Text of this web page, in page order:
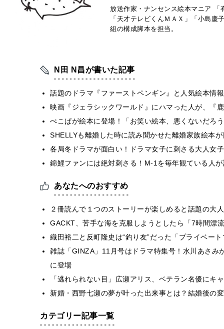
放送作家・ナンセンス絵本マニア 「
「天才テレビくんＭＡＸ」「小島
組の構成脚本を担当。
N田 N昌が書いた記事
話題のドラマ『ファーストペンギン』と人気絵本情
映画『ジェラシックワールド』にハマった人が、『
ぺこぱが絵本に登場！「お笑い絵本、悪くないだろ
SHELLYも離婚した時に読み聞かせた離婚家族絵本
各局冬ドラマが面白い！ドラマ女子に刺さる大人女
錦鯉ファンには絶対刺さる！M-1を毎年観ている人
あなたへのおすすめ
２冊読んで１つのストーリーが楽しめると話題の大
GACKT、苦手な海を克服しようとしたら「7時間漂
織田裕二と反町隆史は“釣り友”だった「プライベー
雑誌「GINZA」11月号はドラマ特集号！水川あさみ
に登場
「逃れられない目」広瀬アリス、ベテラン名優にキ
新婚・西野七瀬の夢が叶った出来事とは？結婚後の
カテゴリー記事一覧